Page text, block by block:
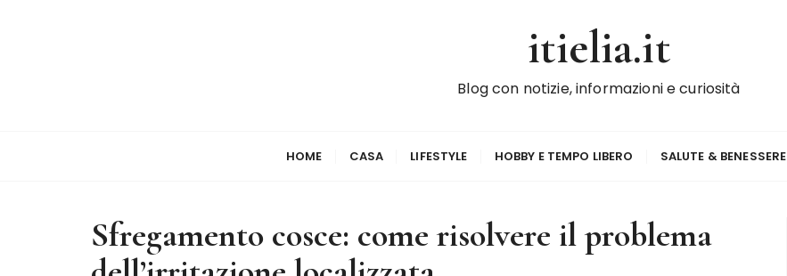
itielia.it
Blog con notizie, informazioni e curiosità
HOME CASA LIFESTYLE HOBBY E TEMPO LIBERO SALUTE & BENESSERE
Sfregamento cosce: come risolvere il problema